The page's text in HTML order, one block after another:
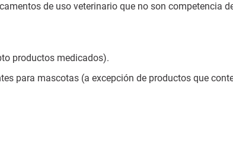
de uso veterinario que no son competencia
productos medicados).
para mascotas (a excepción de productos que